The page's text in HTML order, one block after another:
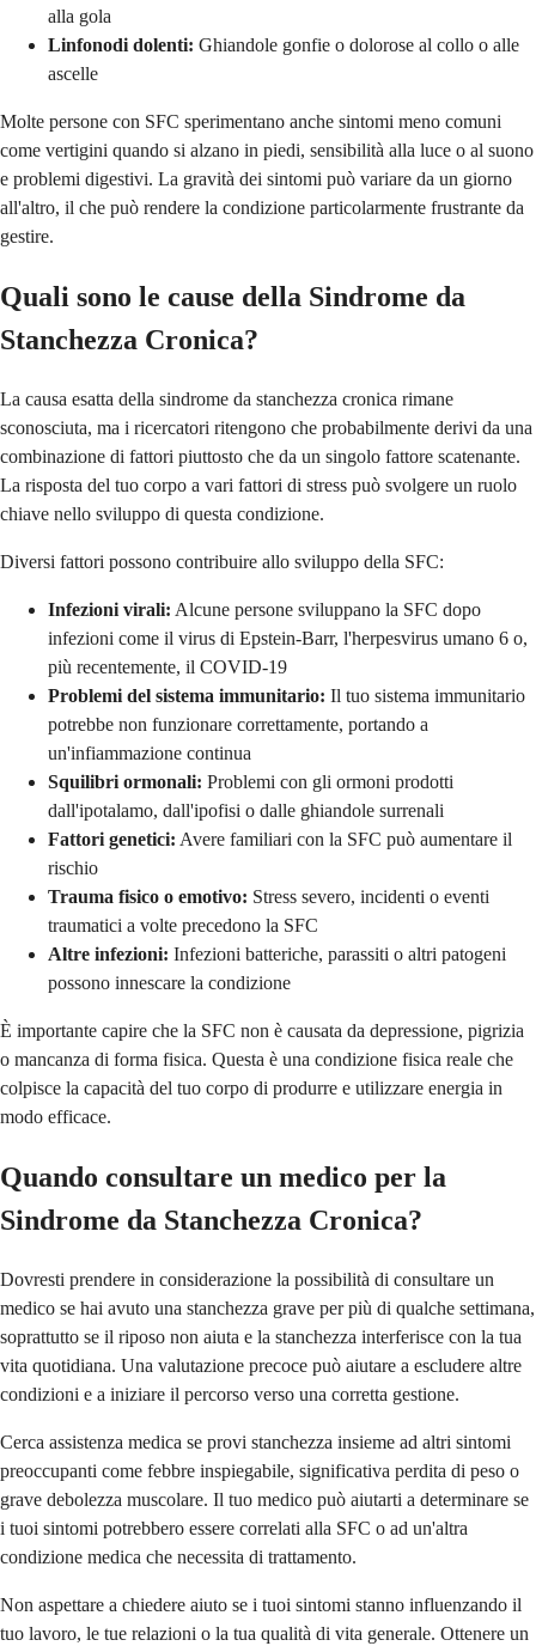
alla gola
Linfonodi dolenti: Ghiandole gonfie o dolorose al collo o alle
ascelle
Molte persone con SFC sperimentano anche sintomi meno comuni
come vertigini quando si alzano in piedi, sensibilità alla luce o al suono
e problemi digestivi. La gravità dei sintomi può variare da un giorno
all'altro, il che può rendere la condizione particolarmente frustrante da
gestire.
Quali sono le cause della Sindrome da
Stanchezza Cronica?
La causa esatta della sindrome da stanchezza cronica rimane
sconosciuta, ma i ricercatori ritengono che probabilmente derivi da una
combinazione di fattori piuttosto che da un singolo fattore scatenante.
La risposta del tuo corpo a vari fattori di stress può svolgere un ruolo
chiave nello sviluppo di questa condizione.
Diversi fattori possono contribuire allo sviluppo della SFC:
Infezioni virali: Alcune persone sviluppano la SFC dopo
infezioni come il virus di Epstein-Barr, l'herpesvirus umano 6 o,
più recentemente, il COVID-19
Problemi del sistema immunitario: Il tuo sistema immunitario
potrebbe non funzionare correttamente, portando a
un'infiammazione continua
Squilibri ormonali: Problemi con gli ormoni prodotti
dall'ipotalamo, dall'ipofisi o dalle ghiandole surrenali
Fattori genetici: Avere familiari con la SFC può aumentare il
rischio
Trauma fisico o emotivo: Stress severo, incidenti o eventi
traumatici a volte precedono la SFC
Altre infezioni: Infezioni batteriche, parassiti o altri patogeni
possono innescare la condizione
È importante capire che la SFC non è causata da depressione, pigrizia
o mancanza di forma fisica. Questa è una condizione fisica reale che
colpisce la capacità del tuo corpo di produrre e utilizzare energia in
modo efficace.
Quando consultare un medico per la
Sindrome da Stanchezza Cronica?
Dovresti prendere in considerazione la possibilità di consultare un
medico se hai avuto una stanchezza grave per più di qualche settimana,
soprattutto se il riposo non aiuta e la stanchezza interferisce con la tua
vita quotidiana. Una valutazione precoce può aiutare a escludere altre
condizioni e a iniziare il percorso verso una corretta gestione.
Cerca assistenza medica se provi stanchezza insieme ad altri sintomi
preoccupanti come febbre inspiegabile, significativa perdita di peso o
grave debolezza muscolare. Il tuo medico può aiutarti a determinare se
i tuoi sintomi potrebbero essere correlati alla SFC o ad un'altra
condizione medica che necessita di trattamento.
Non aspettare a chiedere aiuto se i tuoi sintomi stanno influenzando il
tuo lavoro, le tue relazioni o la tua qualità di vita generale. Ottenere un